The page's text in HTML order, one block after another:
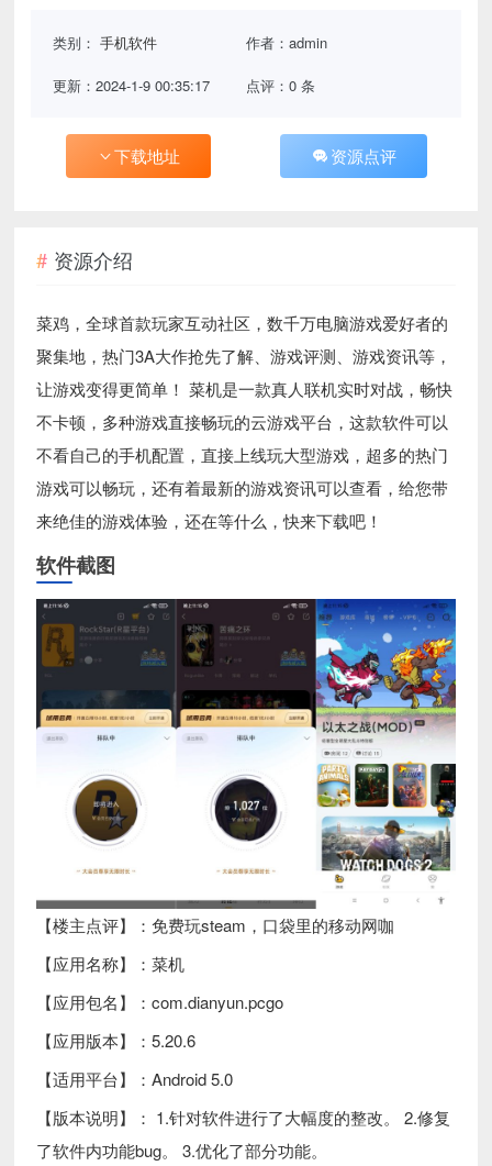
类别：手机软件 作者：admin
更新：2024-1-9 00:35:17 点评：0 条
下载地址 资源点评
资源介绍
菜鸡，全球首款玩家互动社区，数千万电脑游戏爱好者的
聚集地，热门3A大作抢先了解、游戏评测、游戏资讯等，
让游戏变得更简单！ 菜机是一款真人联机实时对战，畅快
不卡顿，多种游戏直接畅玩的云游戏平台，这款软件可以
不看自己的手机配置，直接上线玩大型游戏，超多的热门
游戏可以畅玩，还有着最新的游戏资讯可以查看，给您带
来绝佳的游戏体验，还在等什么，快来下载吧！
软件截图
【楼主点评】：免费玩steam，口袋里的移动网咖
【应用名称】：菜机
【应用包名】：com.dianyun.pcgo
【应用版本】：5.20.6
【适用平台】：Android 5.0
【版本说明】： 1.针对软件进行了大幅度的整改。 2.修复
了软件内功能bug。 3.优化了部分功能。